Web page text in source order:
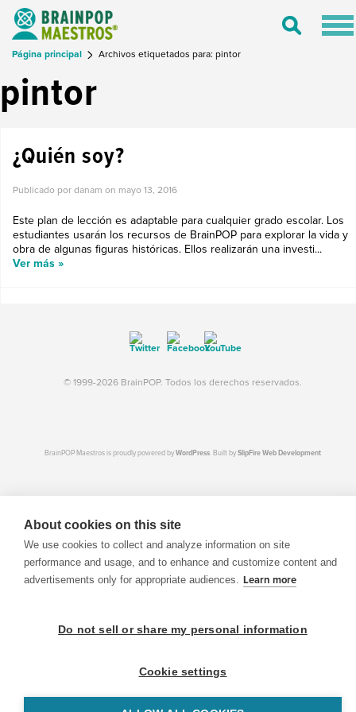
Toggle
Página principal Archivos etiquetados para: pintor
pintor
¿Quién soy?
Publicado por danam on mayo 13, 2016
Este plan de lección es adaptable para cualquier grado escolar. Los
estudiantes usarán los recursos de BrainPOP para explorar la vida y
obra de algunas figuras históricas. Ellos realizarán una investi...
Ver más »
© 1999-2026 BrainPOP. Todos los derechos reservados.
BrainPOP Maestros is proudly powered byWordPress. Built bySlipFire Web Development
About cookies on this site
We use cookies to collect and analyze information on site
performance and usage, and to enhance and customize content and
advertisements only for appropriate audiences. Learn more
Do not sell or share my personal information
Cookie settings